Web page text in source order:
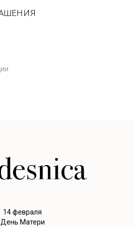
14 февраля
День Матери